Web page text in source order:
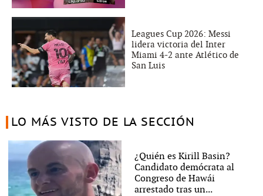
Leagues Cup 2026: Messi
lidera victoria del Inter
Miami 4-2 ante Atlético de
San Luis
LO MÁS VISTO DE LA SECCIÓN
¿Quién es Kirill Basin?
Candidato demócrata al
Congreso de Hawái
arrestado tras un...